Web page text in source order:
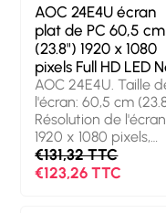
intégré, Version du
concentrateur USB:
/ 3.2 Gen 1 (3.1 Gen 1).
Montage VESA,
Réglage de la
Couleur du produit:
Noir
AOC 24E4U écran
plat de PC 60,5 cm
(23.8") 1920 x 1080
pixels Full HD LED
AOC 24E4U. Taille
l'écran: 60,5 cm
Résolution de
1920 x 1080 pixels,
Type HD: Full HD,
Technologie
€131,32 TTC
€123,26 TTC